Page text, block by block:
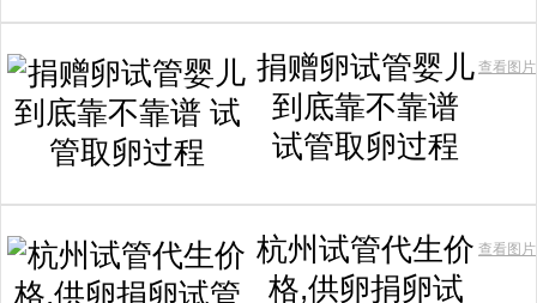
捐赠卵试管婴儿
到底靠不靠谱
试管取卵过程
查看图片
杭州试管代生价
格,供卵捐卵试
查看图片